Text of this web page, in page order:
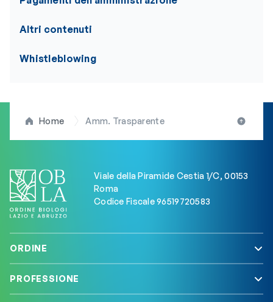
Altri contenuti
Whistleblowing
Home Amm. Trasparente
Viale della Piramide Cestia 1/C, 00153
Roma
Codice Fiscale 96519720583
ORDINE
PROFESSIONE